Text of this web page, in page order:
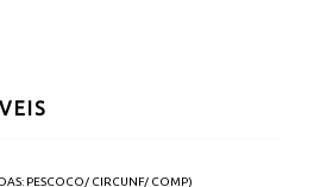
PESCOCO/ CIRCUNF/ COMP)